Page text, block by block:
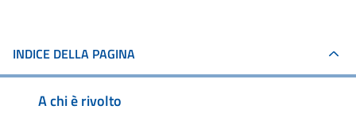
INDICE DELLA PAGINA
A chi è rivolto